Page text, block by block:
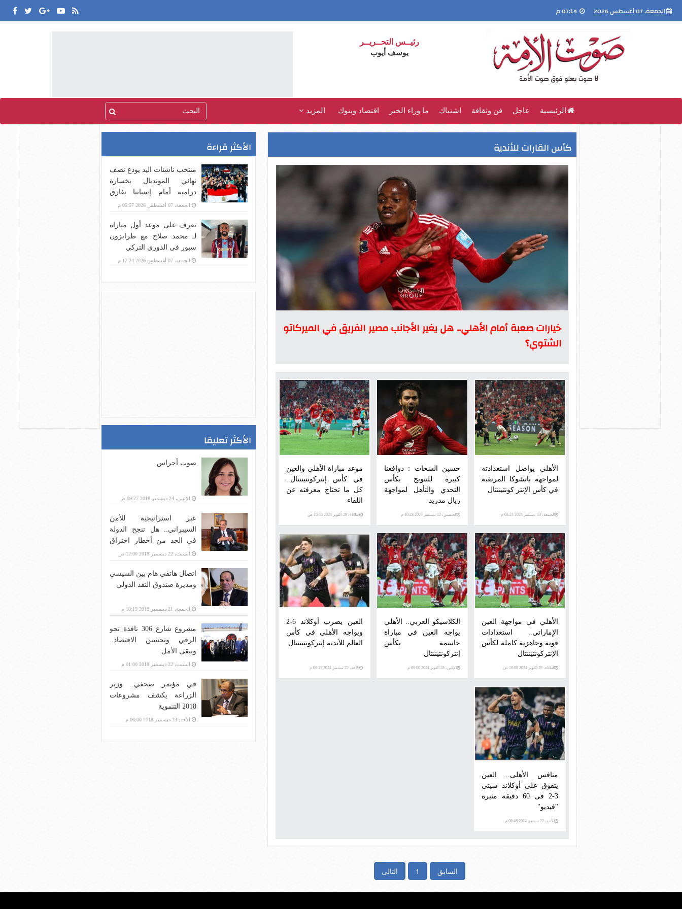
الجمعة، 07 أغسطس 2026
رئيــس التحــريــر
يوسف أيوب
الرئيسية عاجل فن وثقافة اشتباك ما وراء الخبر اقتصاد وبنوك المزيد
كأس القارات للأندية
خيارات صعبة أمام الأهلي.. هل يغير الأجانب مصير الفريق في الميركاتو
الشتوي؟
الأهلي يواصل استعدادته
لمواجهة باتشوكا المرتقبة
في كأس الإنتر كونتيننتال
الجمعة، 13 ديسمبر 2024 03:24 م
حسين الشحات : دوافعنا
كبيرة للتتويج بكأس
التحدي والتأهل لمواجهة
ريال مدريد
الخميس، 12 ديسمبر 2024 10:28 م
موعد مباراة الأهلي والعين
في كأس إنتركونتيننتال..
كل ما تحتاج معرفته عن
اللقاء
الثلاثاء، 29 أكتوبر 2024 10:46 ص
الأهلي في مواجهة العين
الإماراتي.. استعدادات
قوية وجاهزية كاملة لكأس
الإنتركونتيننتال
الثلاثاء، 29 أكتوبر 2024 10:09 ص
الكلاسيكو العربي.. الأهلي
يواجه العين في مباراة
حاسمة بكأس
إنتركونتيننتال
الإثنين، 28 أكتوبر 2024 09:00 م
العين يضرب أوكلاند 6-2
ويواجه الأهلى فى كأس
العالم للأندية إنتركونتيننتال
الأحد، 22 سبتمبر 2024 09:15 م
منافس الأهلى.. العين
يتفوق على أوكلاند سيتى
3-2 فى 60 دقيقة مثيرة
"فيديو"
الأحد، 22 سبتمبر 2024 08:46 م
السابق 1 التالى
الأكثر قراءة
منتخب ناشئات اليد يودع نصف
نهائي المونديال بخسارة
درامية أمام إسبانيا بفارق
هدف
الجمعة، 07 أغسطس 2026 05:57 م
تعرف على موعد أول مباراة
لـ محمد صلاح مع طرابزون
سبور فى الدوري التركي
الجمعة، 07 أغسطس 2026 12:24 م
الأكثر تعليقا
صوت أجراس
الإثنين، 24 ديسمبر 2018 09:27 ص
عبر استراتيجية للأمن
السيبراني.. هل تنجح الدولة
في الحد من أخطار اختراق
بنية الاتصالات؟
السبت، 22 ديسمبر 2018 12:00 ص
اتصال هاتفي هام بين السيسي
ومديرة صندوق النقد الدولي
الجمعة، 21 ديسمبر 2018 10:19 م
مشروع شارع 306 نافذة نحو
الرقي وتحسين الاقتصاد..
ويبقى الأمل
السبت، 22 ديسمبر 2018 01:00 م
في مؤتمر صحفي.. وزير
الزراعة يكشف مشروعات
2018 التنموية
الأحد، 23 ديسمبر 2018 06:00 م